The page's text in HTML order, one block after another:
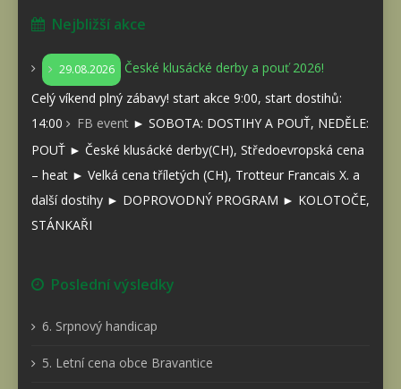
Nejbližší akce
29.08.2026
České klusácké derby a pouť 2026!
Celý víkend plný zábavy! start akce 9:00, start dostihů:
14:00
FB event ► SOBOTA: DOSTIHY A POUŤ, NEDĚLE:
POUŤ ► České klusácké derby(CH), Středoevropská cena
– heat ► Velká cena tříletých (CH), Trotteur Francais X. a
další dostihy ► DOPROVODNÝ PROGRAM ► KOLOTOČE,
STÁNKAŘI
Poslední výsledky
6. Srpnový handicap
5. Letní cena obce Bravantice